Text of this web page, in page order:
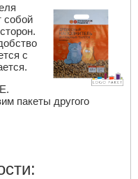
собой
с
пакеты другого